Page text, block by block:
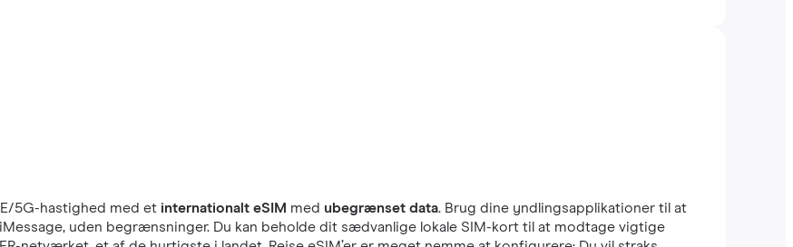
5G-hastighed med et internationalt eSIM med ubegrænset data. Brug dine yndlingsapplikationer til at
uden begrænsninger. Du kan beholde dit sædvanlige lokale SIM-kort til at modtage vigtige